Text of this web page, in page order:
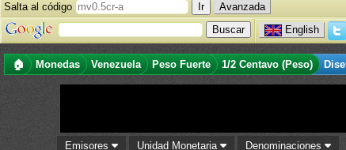
Salta al código
Avanzada
English
🏠 Monedas Venezuela Peso Fuerte 1/2 Centavo (Peso)
Emisores Unidad Monetaria Denominaciones